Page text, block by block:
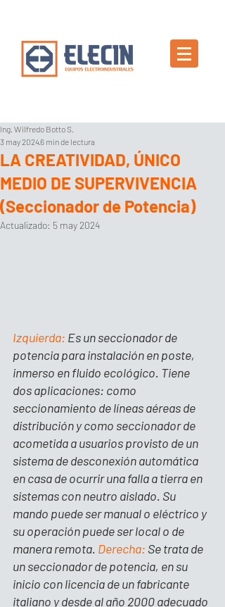
LA CREATIVIDAD, ÚNICO
MEDIO DE SUPERVIVENCIA
(Seccionador de Potencia)
Ing. Wilfredo Botto S.
3 may 20246 min de lectura
Actualizado: 5 may 2024
Izquierda: Es un seccionador de
potencia para instalación en poste,
inmerso en fluido ecológico. Tiene
dos aplicaciones: como
seccionamiento de líneas aéreas de
distribución y como seccionador de
acometida a usuarios provisto de un
sistema de desconexión automática
en casa de ocurrir una falla a tierra en
sistemas con neutro aislado. Su
mando puede ser manual o eléctrico y
su operación puede ser local o de
manera remota. Derecha: Se trata de
un seccionador de potencia, en su
inicio con licencia de un fabricante
italiano y desde al año 2000 adecuado